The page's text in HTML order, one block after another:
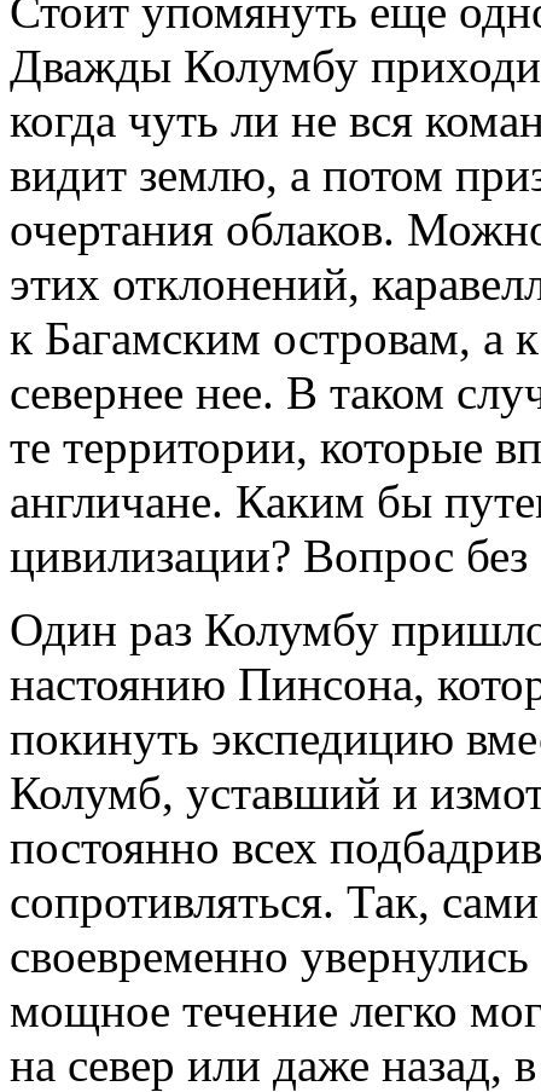
Стоит упомянуть еще
Дважды Колумбу
когда чуть ли не вся
видит землю, а потом
очертания облаков.
этих отклонений,
к Багамским островам, а
севернее нее. В таком
те территории, которые
англичане. Каким бы
цивилизации? Вопрос без
Один раз Колумбу
настоянию Пинсона,
покинуть экспедицию
Колумб, уставший и
постоянно всех
сопротивляться. Так,
своевременно
мощное течение легко
на север или даже назад,